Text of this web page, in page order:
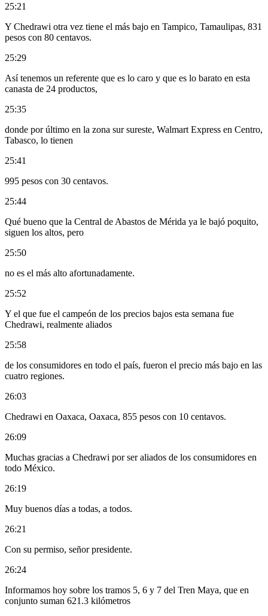
25:21
Y Chedrawi otra vez tiene el más bajo en Tampico, Tamaulipas, 831
pesos con 80 centavos.
25:29
Así tenemos un referente que es lo caro y que es lo barato en esta
canasta de 24 productos,
25:35
donde por último en la zona sur sureste, Walmart Express en Centro,
Tabasco, lo tienen
25:41
995 pesos con 30 centavos.
25:44
Qué bueno que la Central de Abastos de Mérida ya le bajó poquito,
siguen los altos, pero
25:50
no es el más alto afortunadamente.
25:52
Y el que fue el campeón de los precios bajos esta semana fue
Chedrawi, realmente aliados
25:58
de los consumidores en todo el país, fueron el precio más bajo en las
cuatro regiones.
26:03
Chedrawi en Oaxaca, Oaxaca, 855 pesos con 10 centavos.
26:09
Muchas gracias a Chedrawi por ser aliados de los consumidores en
todo México.
26:19
Muy buenos días a todas, a todos.
26:21
Con su permiso, señor presidente.
26:24
Informamos hoy sobre los tramos 5, 6 y 7 del Tren Maya, que en
conjunto suman 621.3 kilómetros